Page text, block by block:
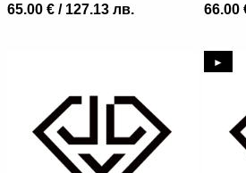
65.00 € / 127.13 лв. 66.00
►